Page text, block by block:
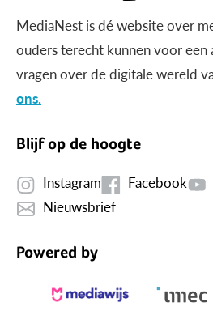
MediaNest is dé website over
ouders terecht kunnen voor
vragen over de digitale wereld
ons.
Blijf op de hoogte
Instagram Facebook
Nieuwsbrief
Powered by